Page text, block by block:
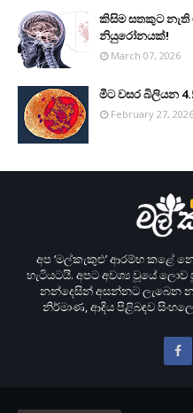
කිසිම සතකුට නැති
නියුරෝනයක්!
March 07, 2026
මීට වසර බිලියන
February 27, 2026
අප ‘මල්කැකුළු’ ආරම්භ කළේ
හැටියටයි. අපට අවශ්‍ය වූයේ
නන්දෙසින් අසන්නට ලැබෙන
නිර්මාණ, ආදිය පිළිබඳව